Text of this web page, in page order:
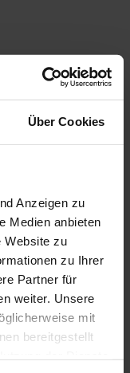
Über Cookies
Anzeigen zu
Medien anbieten
Website zu
zu Ihrer
Partner für
weiter. Unsere
mit
bereitgestellt
zur Optimierung.
oder
Abgänge hinter dem
größere Eingriffe und
der einzelnen
erstellen und die
festlegen.
(in Englisch)